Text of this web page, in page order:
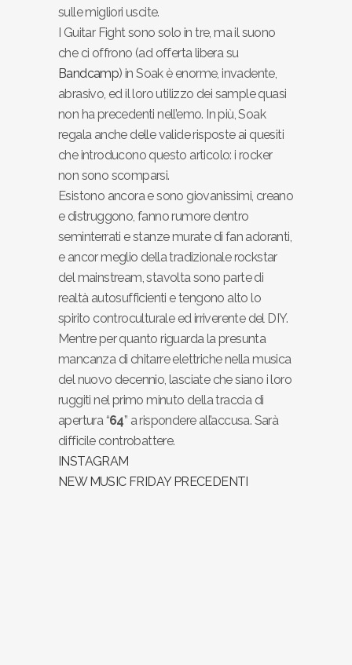
sulle migliori uscite.
I Guitar Fight sono solo in tre, ma il suono
che ci offrono (ad offerta libera su
Bandcamp) in Soak è enorme, invadente,
abrasivo, ed il loro utilizzo dei sample quasi
non ha precedenti nell’emo. In più, Soak
regala anche delle valide risposte ai quesiti
che introducono questo articolo: i rocker
non sono scomparsi.
Esistono ancora e sono giovanissimi, creano
e distruggono, fanno rumore dentro
seminterrati e stanze murate di fan adoranti,
e ancor meglio della tradizionale rockstar
del mainstream, stavolta sono parte di
realtà autosufficienti e tengono alto lo
spirito controculturale ed irriverente del DIY.
Mentre per quanto riguarda la presunta
mancanza di chitarre elettriche nella musica
del nuovo decennio, lasciate che siano i loro
ruggiti nel primo minuto della traccia di
apertura “64” a rispondere all’accusa. Sarà
difficile controbattere.
INSTAGRAM
NEW MUSIC FRIDAY PRECEDENTI